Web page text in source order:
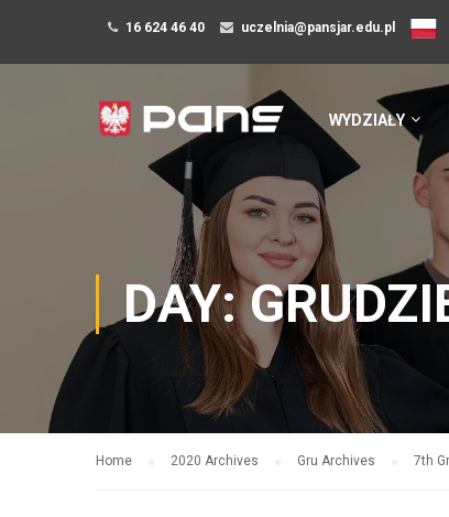
16 624 46 40 uczelnia@pansjar.edu.pl
WYDZIAŁY
DAY:
Home 2020 Archives Gru Archives 7th